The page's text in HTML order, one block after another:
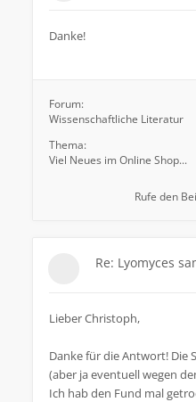
Danke!
Forum:
Wissenschaftliche Literatur
Thema:
Viel Neues im Online Shop...
Rufe den
Re: Lyomyces
Lieber Christoph,
Danke für die Antwort! Die
(aber ja eventuell wegen
Ich hab den Fund mal